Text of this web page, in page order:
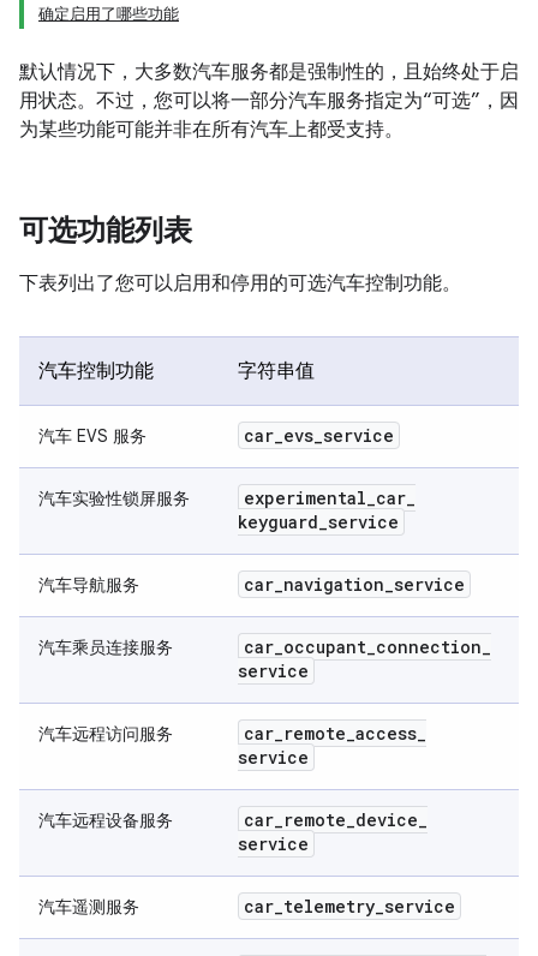
确定启用了哪些功能
默认情况下，大多数汽车服务都是强制性的，且始终处于启
用状态。不过，您可以将一部分汽车服务指定为“可选”，因
为某些功能可能并非在所有汽车上都受支持。
可选功能列表
下表列出了您可以启用和停用的可选汽车控制功能。
汽车控制功能 字符串值
汽车 EVS 服务 car_evs_service
汽车实验性锁屏服务 experimental_car_
keyguard_service
汽车导航服务 car_navigation_service
汽车乘员连接服务 car_occupant_connection_
service
汽车远程访问服务 car_remote_access_
service
汽车远程设备服务 car_remote_device_
service
汽车遥测服务 car_telemetry_service